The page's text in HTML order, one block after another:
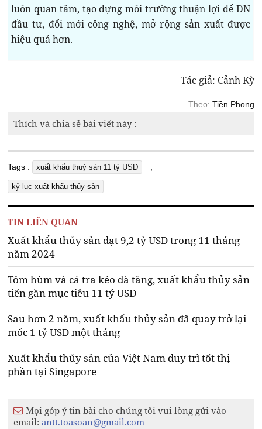
luôn quan tâm, tạo dựng môi trường thuận lợi để DN
đầu tư, đổi mới công nghệ, mở rộng sản xuất được
hiệu quả hơn.
Tác giả: Cảnh Kỳ
Theo: Tiền Phong
Thích và chia sẻ bài viết này :
Tags : xuất khẩu thuỷ sản 11 tỷ USD ,
kỷ lục xuất khẩu thủy sản
TIN LIÊN QUAN
Xuất khẩu thủy sản đạt 9,2 tỷ USD trong 11 tháng
năm 2024
Tôm hùm và cá tra kéo đà tăng, xuất khẩu thủy sản
tiến gần mục tiêu 11 tỷ USD
Sau hơn 2 năm, xuất khẩu thủy sản đã quay trở lại
mốc 1 tỷ USD một tháng
Xuất khẩu thủy sản của Việt Nam duy trì tốt thị
phần tại Singapore
Mọi góp ý tin bài cho chúng tôi vui lòng gửi vào
email:antt.toasoan@gmail.com